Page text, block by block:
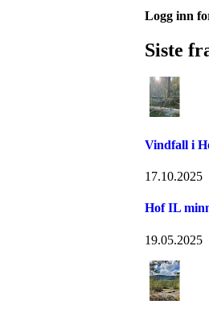
Logg inn
Siste
Vindfall i
17.10.2025
Hof IL
19.05.2025